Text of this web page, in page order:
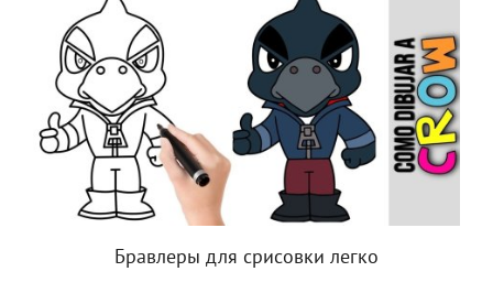
Бравлеры для срисовки легко